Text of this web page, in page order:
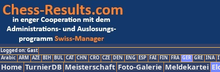
Logged on: Gast
Arabic ARM AZE BIH BUL CAT CHN CRO CZE DEN ENG ESP FAI FIN FRA GER GRE INA
Home TurnierDB Meisterschaft Foto-Galerie Meldekartei